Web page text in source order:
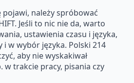
pojawi, należy spróbować
Jeśli to nic nie da, warto
ustawienia czasu i języka,
w wybór języka. Polski 214
aby nie wyskakiwał
w trakcie pracy, pisania czy